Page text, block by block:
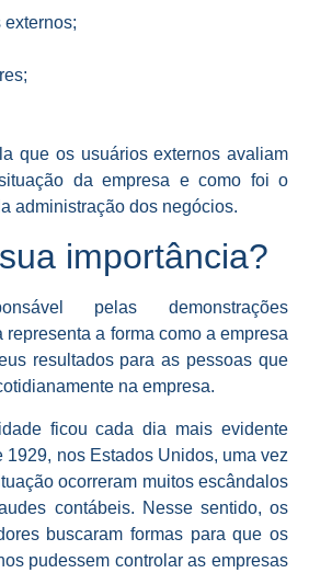
externos;
que os usuários externos avaliam
da empresa e como foi o
administração dos negócios.
importância?
pelas demonstrações
representa a forma como a empresa
resultados para as pessoas que
na empresa.
ficou cada dia mais evidente
1929, nos Estados Unidos, uma vez
ocorreram muitos escândalos
contábeis. Nesse sentido, os
buscaram formas para que os
pudessem controlar as empresas